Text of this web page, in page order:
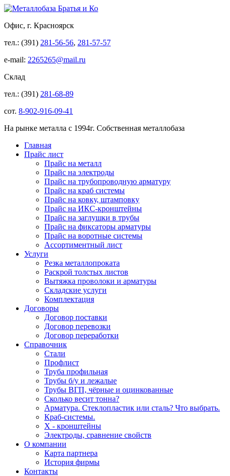
Офис, г. Красноярск
тел.: (391) 281-56-56, 281-57-57
e-mail: 2265265@mail.ru
Склад
тел.: (391) 281-68-89
сот. 8-902-916-09-41
На рынке металла с 1994г. Собственная металлобаза
Главная
Прайс лист
Прайс на металл
Прайс на электроды
Прайс на трубопроводную арматуру
Прайс на краб системы
Прайс на ковку, штамповку
Прайс на ИКС-кронштейны
Прайс на заглушки в трубы
Прайс на фиксаторы арматуры
Прайс на воротные системы
Ассортиментный лист
Услуги
Резка металлопроката
Раскрой толстых листов
Вытяжка проволоки и арматуры
Складские услуги
Комплектация
Договоры
Договор поставки
Договор перевозки
Договор переработки
Справочник
Стали
Профлист
Труба профильная
Трубы б/у и лежалые
Трубы ВГП, чёрные и оцинкованные
Сколько весит тонна?
Арматура. Стеклопластик или сталь? Что выбрать.
Краб-системы.
Х - кронштейны
Электроды, сравнение свойств
О компании
Карта партнера
История фирмы
Контакты